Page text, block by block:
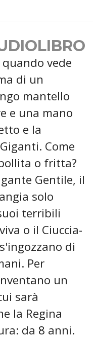
vede
di un
mantello
e una mano
e la
Come
o fritta?
Gentile, il
solo
terribili
o il Ciuccia-
di
Per
un
sarà
la Regina
da 8 anni.